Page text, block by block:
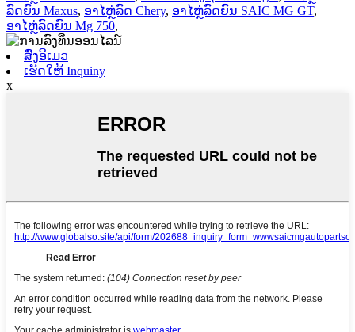
ລົດຍົນ Maxus, ອາໄຫຼ່ລົດ Chery, ອາໄຫຼ່ລົດຍົນ SAIC MG GT,
ອາໄຫຼ່ລົດຍົນ Mg 750,
ສົ່ງອີເມວ
ເຮັດໃຫ້ Inquiny
x